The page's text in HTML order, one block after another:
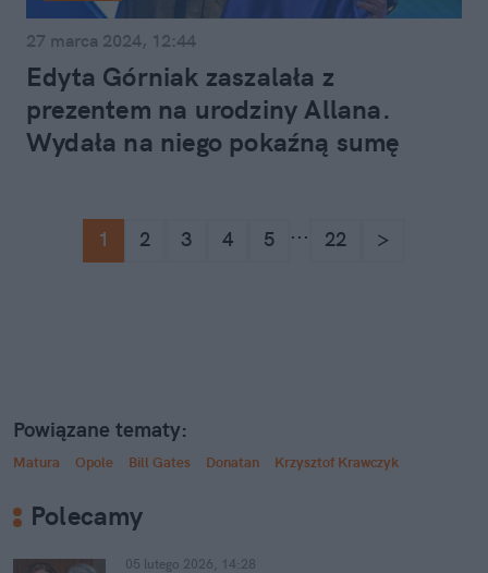
27 marca 2024, 12:44
Edyta Górniak zaszalała z
prezentem na urodziny Allana.
Wydała na niego pokaźną sumę
1 2 3 4 5 ... 22 >
Powiązane tematy:
Matura Opole Bill Gates Donatan Krzysztof Krawczyk
Polecamy
05 lutego 2026, 14:28